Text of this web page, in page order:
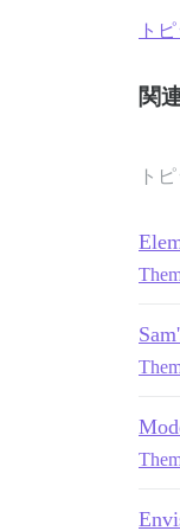
ト
関
ト